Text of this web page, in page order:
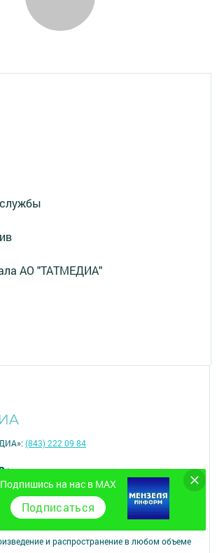
АО "ТАТМЕДИА"
Подпишись на нас в MAX
Подписаться
Все права защищены.
размещенные на сайте, защищены
и распространение в любом объеме
(843) 222 09 84